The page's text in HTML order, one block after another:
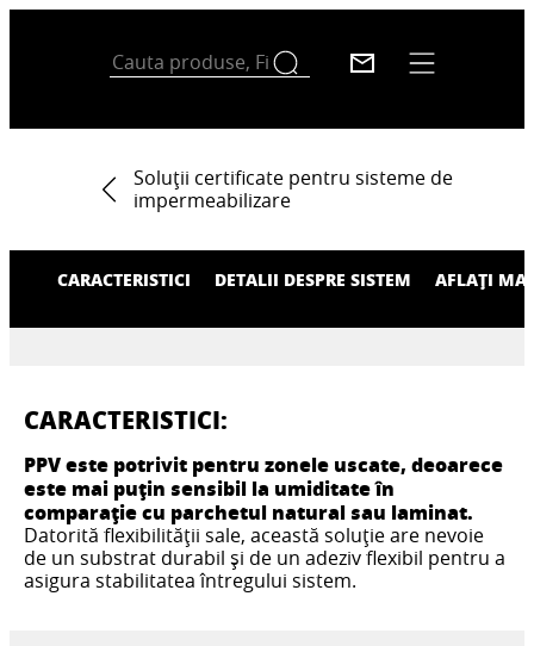
Soluții certificate pentru sisteme de
impermeabilizare
CARACTERISTICI DETALII DESPRE SISTEM AFLAȚI
CARACTERISTICI:
PPV este potrivit pentru zonele uscate, deoarece
este mai puțin sensibil la umiditate în
comparație cu parchetul natural sau laminat.
Datorită flexibilității sale, această soluție are nevoie
de un substrat durabil și de un adeziv flexibil pentru a
asigura stabilitatea întregului sistem.